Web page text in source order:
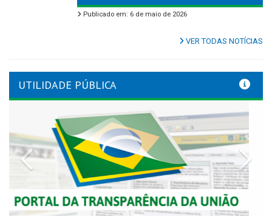
Publicado em: 6 de maio de 2026
VER TODAS NOTÍCIAS
UTILIDADE PÚBLICA
Previous